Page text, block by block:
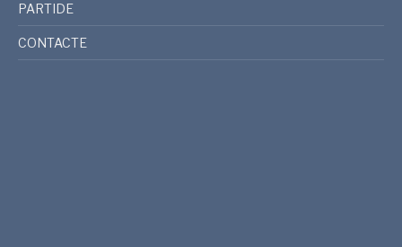
PARTIDE
CONTACTE